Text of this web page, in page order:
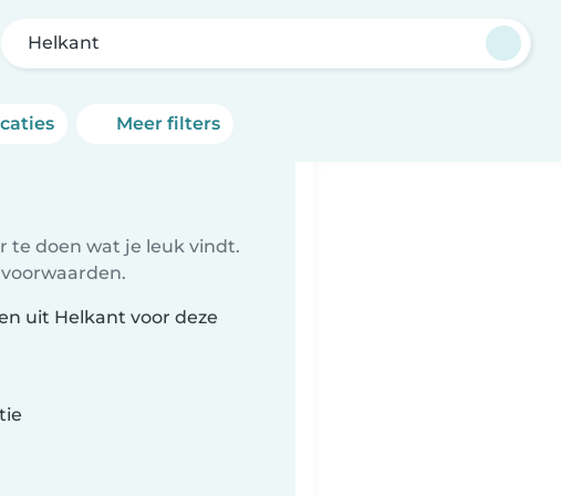
Helkant
Meer filters
te doen wat je leuk vindt.
uit Helkant voor deze